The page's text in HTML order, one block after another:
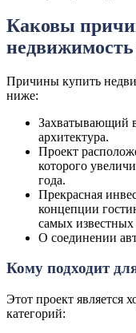
Каковы
Причины купить
ниже:
Захватывающий
архитектура.
Проект
которого
года.
Прекрасная
концепции
самых
О соединении
Кому подходит
Этот проект
категорий: